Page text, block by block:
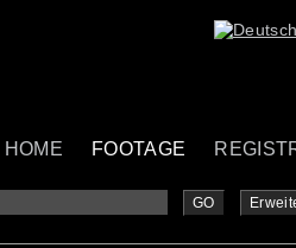
HOME FOOTAGE
GO